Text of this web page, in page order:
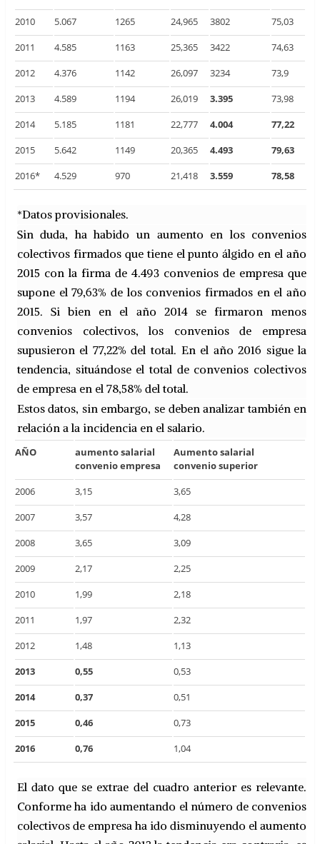
2010 5.067 1265 24,965 3802
75,03
2011
4.585 1163 25,365 3422
74,63
2012
4.376 1142 26,097 3234
73,9
2013
4.589 1194 26,019 3.395
73,98
2014
5.185 1181 22,777 4.004
77,22
2015
5.642 1149 20,365 4.493
79,63
2016*
4.529 970 21,418 3.559 78,58
*Datos provisionales.
Sin duda, ha habido un aumento en los convenios
colectivos firmados que tiene el punto álgido en el año
2015 con la firma de 4.493 convenios de empresa que
supone el 79,63% de los convenios firmados en el año
2015. Si bien en el año 2014 se firmaron menos
convenios colectivos, los convenios de empresa
supusieron el 77,22% del total. En el año 2016 sigue la
tendencia, situándose el total de convenios colectivos
de empresa en el 78,58% del total.
Estos datos, sin embargo, se deben analizar también en
relación a la incidencia en el salario.
AÑO
aumento salarial
convenio empresa
Aumento salarial
convenio superior
2006
3,15
3,65
2007
3,57
4,28
2008
3,65
3,09
2009
2,17
2,25
2010
1,99
2,18
2011
1,97
2,32
2012
1,48
1,13
2013
0,55
0,53
2014
0,37
0,51
2015
0,46
0,73
2016
0,76 1,04
El dato que se extrae del cuadro anterior es relevante.
Conforme ha ido aumentando el número de convenios
colectivos de empresa ha ido disminuyendo el aumento